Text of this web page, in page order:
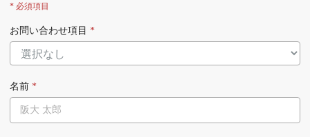
* 必須項目
お問い合わせ項目 *
名前 *